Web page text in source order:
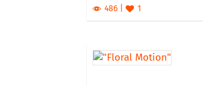
486 1